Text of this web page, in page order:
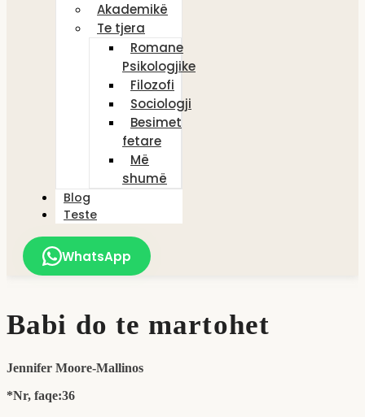
Akademikë
Te tjera
Romane
Psikologjike
Filozofi
Sociologji
Besimet
fetare
Më
shumë
Blog
Teste
WhatsApp
Babi do te martohet
Jennifer Moore-Mallinos
*Nr, faqe:36